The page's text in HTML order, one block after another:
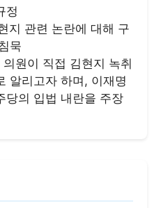
정
지 관련 논란에 대해 구
묵
의원이 직접 김현지 녹취
알리고자 하며, 이재명
당의 입법 내란을 주장